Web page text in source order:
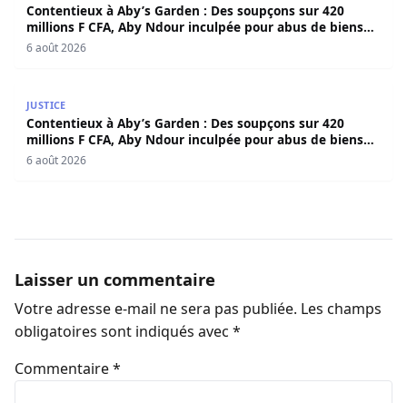
Contentieux à Aby’s Garden : Des soupçons sur 420
millions F CFA, Aby Ndour inculpée pour abus de biens
sociaux
6 août 2026
JUSTICE
Contentieux à Aby’s Garden : Des soupçons sur 420
millions F CFA, Aby Ndour inculpée pour abus de biens
sociaux
6 août 2026
Laisser un commentaire
Votre adresse e-mail ne sera pas publiée. Les champs
obligatoires sont indiqués avec *
Commentaire*